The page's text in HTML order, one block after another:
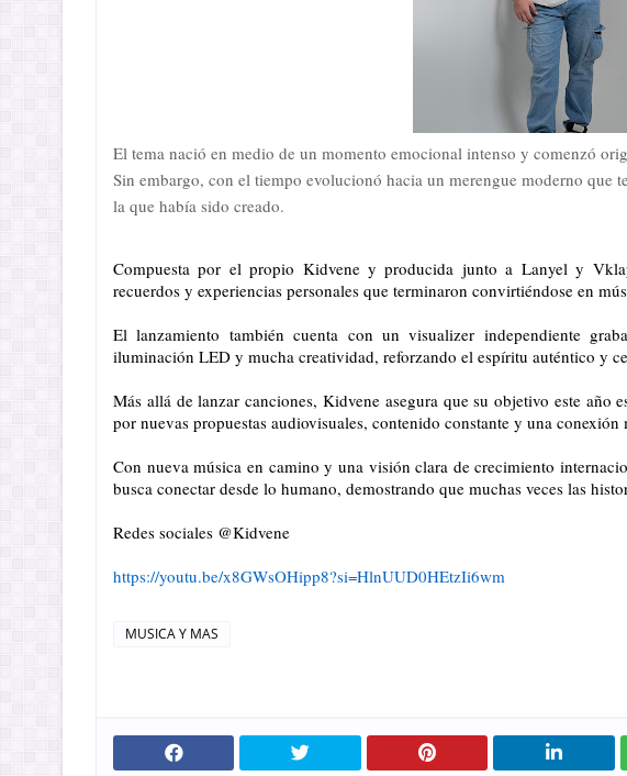
El tema nació en medio de un momento emocional intenso y comenzó
Sin embargo, con el tiempo evolucionó hacia un merengue moderno que
la que había sido creado.
Compuesta por el propio Kidvene y producida junto a Lanyel y
recuerdos y experiencias personales que terminaron convirtiéndose en
El lanzamiento también cuenta con un visualizer independiente
iluminación LED y mucha creatividad, reforzando el espíritu auténtico y
Más allá de lanzar canciones, Kidvene asegura que su objetivo este año
por nuevas propuestas audiovisuales, contenido constante y una
Con nueva música en camino y una visión clara de crecimiento
busca conectar desde lo humano, demostrando que muchas veces las
Redes sociales @Kidvene
https://youtu.be/x8GWsOHipp8?si=HlnUUD0HEtzIi6wm
MUSICA Y MAS